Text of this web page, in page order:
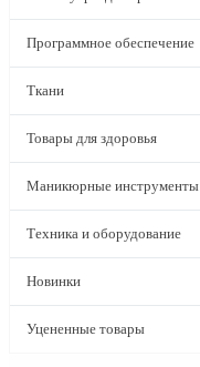
Программное обеспечение
Ткани
Товары для здоровья
Маникюрные инструменты
Техника и оборудование
Новинки
Уцененные товары